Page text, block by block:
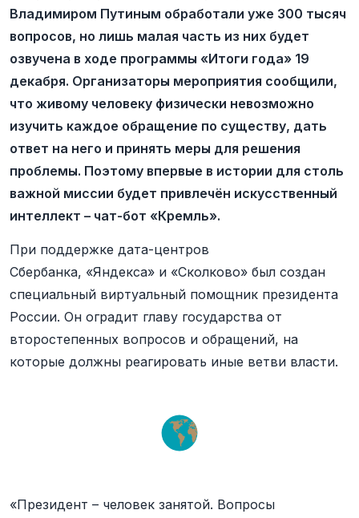
Владимиром Путиным обработали уже 300 тысяч
вопросов, но лишь малая часть из них будет
озвучена в ходе программы «Итоги года» 19
декабря. Организаторы мероприятия сообщили,
что живому человеку физически невозможно
изучить каждое обращение по существу, дать
ответ на него и принять меры для решения
проблемы. Поэтому впервые в истории для столь
важной миссии будет привлечён искусственный
интеллект – чат-бот «Кремль».
При поддержке дата-центров
Сбербанка, «Яндекса» и «Сколково» был создан
специальный виртуальный помощник президента
России. Он оградит главу государства от
второстепенных вопросов и обращений, на
которые должны реагировать иные ветви власти.
«Президент – человек занятой. Вопросы